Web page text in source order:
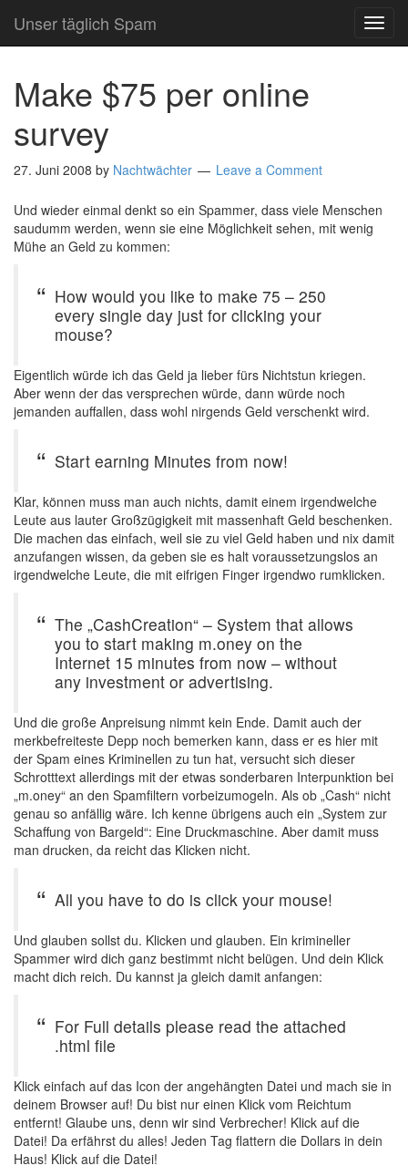
Unser täglich Spam
Make $75 per online
survey
27. Juni 2008 by Nachtwächter Leave a Comment
Und wieder einmal denkt so ein Spammer, dass viele Menschen
saudumm werden, wenn sie eine Möglichkeit sehen, mit wenig
Mühe an Geld zu kommen:
How would you like to make 75 – 250
every single day just for clicking your
mouse?
Eigentlich würde ich das Geld ja lieber fürs Nichtstun kriegen.
Aber wenn der das versprechen würde, dann würde noch
jemanden auffallen, dass wohl nirgends Geld verschenkt wird.
Start earning Minutes from now!
Klar, können muss man auch nichts, damit einem irgendwelche
Leute aus lauter Großzügigkeit mit massenhaft Geld beschenken.
Die machen das einfach, weil sie zu viel Geld haben und nix damit
anzufangen wissen, da geben sie es halt voraussetzungslos an
irgendwelche Leute, die mit eifrigen Finger irgendwo rumklicken.
The „CashCreation“ – System that allows
you to start making m.oney on the
Internet 15 minutes from now – without
any investment or advertising.
Und die große Anpreisung nimmt kein Ende. Damit auch der
merkbefreiteste Depp noch bemerken kann, dass er es hier mit
der Spam eines Kriminellen zu tun hat, versucht sich dieser
Schrotttext allerdings mit der etwas sonderbaren Interpunktion bei
„m.oney“ an den Spamfiltern vorbeizumogeln. Als ob „Cash“ nicht
genau so anfällig wäre. Ich kenne übrigens auch ein „System zur
Schaffung von Bargeld“: Eine Druckmaschine. Aber damit muss
man drucken, da reicht das Klicken nicht.
All you have to do is click your mouse!
Und glauben sollst du. Klicken und glauben. Ein krimineller
Spammer wird dich ganz bestimmt nicht belügen. Und dein Klick
macht dich reich. Du kannst ja gleich damit anfangen:
For Full details please read the attached
.html file
Klick einfach auf das Icon der angehängten Datei und mach sie in
deinem Browser auf! Du bist nur einen Klick vom Reichtum
entfernt! Glaube uns, denn wir sind Verbrecher! Klick auf die
Datei! Da erfährst du alles! Jeden Tag flattern die Dollars in dein
Haus! Klick auf die Datei!